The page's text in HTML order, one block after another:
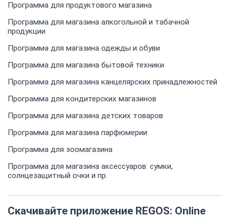
Программа для продуктового магазина
Программа для магазина алкогольной и табачной
продукции
Программа для магазина одежды и обуви
Программа для магазина бытовой техники
Программа для магазина канцелярских принадлежностей
Программа для кондитерских магазинов
Программа для магазина детских товаров
Программа для магазина парфюмерии
Программа для зоомагазина
Программа для магазина аксессуаров: сумки,
солнцезащитный очки и пр.
Скачивайте приложение REGOS: Online